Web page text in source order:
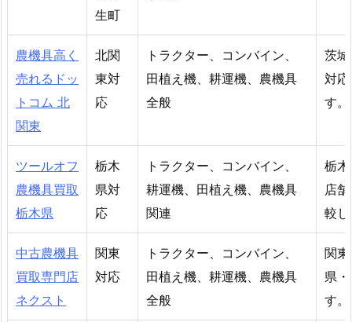
生町
農機具高く
売れるドッ
トコム 北
関東
北関
東対
応
トラクター、コンバイン、
田植え機、耕運機、農機具
全般
茨
対
す
ツールオフ
農機具買取
栃木県
栃木
県対
応
トラクター、コンバイン、
耕運機、田植え機、農機具
関連
栃
店
較
中古農機具
買取専門店
ネクスト
関東
対応
トラクター、コンバイン、
田植え機、耕運機、農機具
全般
関
県
す